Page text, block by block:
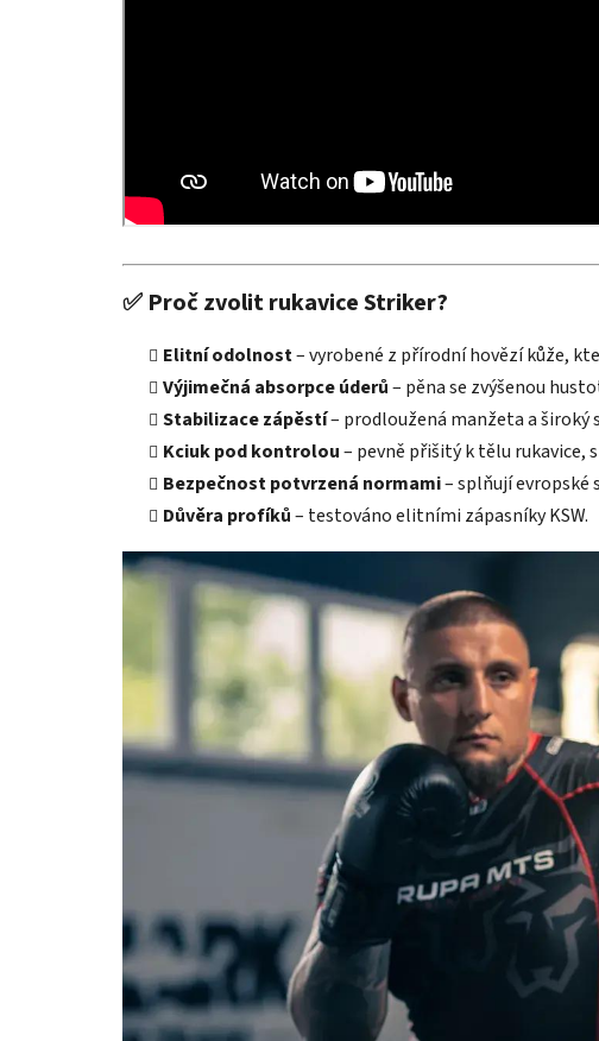
✅ Proč zvolit rukavice Striker?
Elitní odolnost– vyrobené z přírodní hovězí kůže,
Výjimečná absorpce úderů– pěna se zvýšenou
Stabilizace zápěstí– prodloužená manžeta a
Kciuk pod kontrolou– pevně přišitý k tělu rukavice,
Bezpečnost potvrzená normami– splňují evropské
Důvěra profíků– testováno elitními zápasníky KSW.